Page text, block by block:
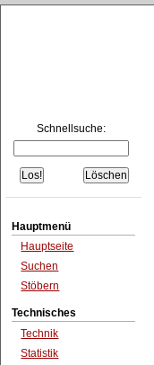
Schnellsuche:
Hauptmenü
Hauptseite
Suchen
Stöbern
Technisches
Technik
Statistik